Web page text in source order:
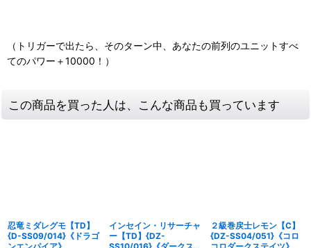
（トリガーで出たら、そのターン中、あなたの前列のユニットすべ
てのパワー＋10000！）
この商品を買った人は、こんな商品も買っています
忍竜ミダレグモ【TD】
{D-SS09/014}《ドラゴ
インセイン・リサーチャ
ー【TD】{DZ-
２級巻戻士レモン【C】
{DZ-SS04/051}《コロ